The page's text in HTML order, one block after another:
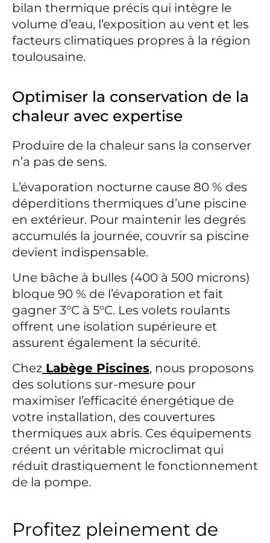
bilan thermique précis qui intègre le
volume d’eau, l’exposition au vent et les
facteurs climatiques propres à la région
toulousaine.
Optimiser la conservation de la
chaleur avec expertise
Produire de la chaleur sans la conserver
n’a pas de sens.
L’évaporation nocturne cause 80 % des
déperditions thermiques d’une piscine
en extérieur. Pour maintenir les degrés
accumulés la journée, couvrir sa piscine
devient indispensable.
Une bâche à bulles (400 à 500 microns)
bloque 90 % de l’évaporation et fait
gagner 3°C à 5°C. Les volets roulants
offrent une isolation supérieure et
assurent également la sécurité.
Chez Labège Piscines, nous proposons
des solutions sur-mesure pour
maximiser l’efficacité énergétique de
votre installation, des couvertures
thermiques aux abris. Ces équipements
créent un véritable microclimat qui
réduit drastiquement le fonctionnement
de la pompe.
Profitez pleinement de